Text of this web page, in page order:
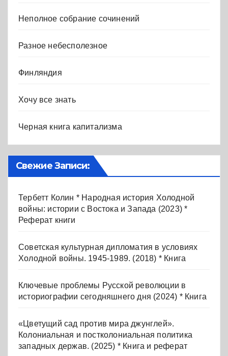
Неполное собрание сочинений
Разное небесполезное
Финляндия
Хочу все знать
Черная книга капитализма
Свежие Записи:
Тербетт Колин * Народная история Холодной
войны: истории с Востока и Запада (2023) *
Реферат книги
Советская культурная дипломатия в условиях
Холодной войны. 1945-1989. (2018) * Книга
Ключевые проблемы Русской революции в
историографии сегодняшнего дня (2024) * Книга
«Цветущий сад против мира джунглей».
Колониальная и постколониальная политика
западных держав. (2025) * Книга и реферат